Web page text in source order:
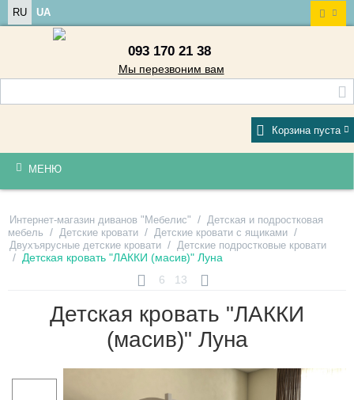
RU UA
093 170 21 38
Мы перезвоним вам
Корзина пуста
МЕНЮ
Интернет-магазин диванов "Мебелис" / Детская и подростковая
мебель / Детские кровати / Детские кровати с ящиками /
Двухъярусные детские кровати / Детские подростковые кровати
/ Детская кровать "ЛАККИ (масив)" Луна
6
13
Детская кровать "ЛАККИ
(масив)" Луна